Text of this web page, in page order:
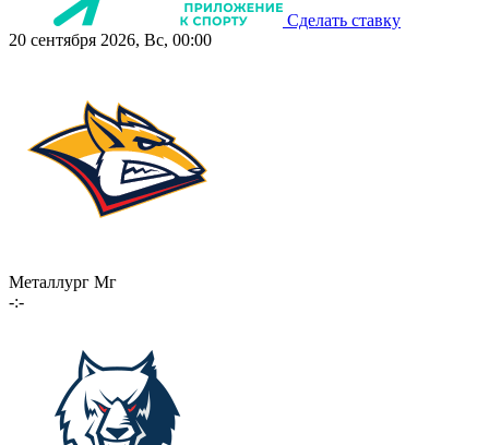
Сделать ставку
20 сентября 2026, Вс, 00:00
Металлург Мг
-:-